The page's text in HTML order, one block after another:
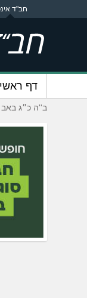
חב"ד
דף ראשי
ב''ה כ״ג באב